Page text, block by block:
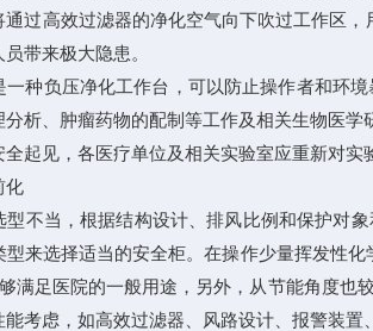
通过高效过滤器的净化空气向下吹过工作区
带来极大隐患。
负压净化工作台，可以防止操作者和环境
析、肿瘤药物的配制等工作及相关生物医
见，各医疗单位及相关实验室应重新对实
当，根据结构设计、排风比例和保护对象
来选择适当的安全柜。在操作少量挥发性
满足医院的一般用途，另外，从节能角度
能考虑，如高效过滤器、风路设计、报警装